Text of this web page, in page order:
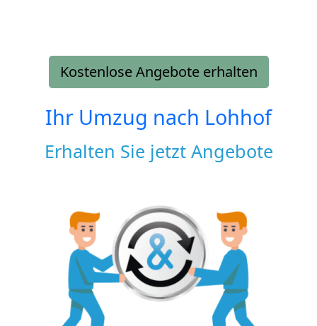
Kostenlose Angebote erhalten
Ihr Umzug nach Lohhof
Erhalten Sie jetzt Angebote